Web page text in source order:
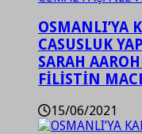
OSMANLI’YA
CASUSLUK
SARAH
FİLİSTİN
15/06/2021